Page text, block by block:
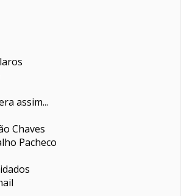
assim...
Chaves
Pacheco